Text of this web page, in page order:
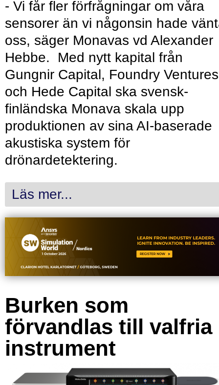
- Vi får fler förfrågningar om våra
sensorer än vi någonsin hade
oss, säger Monavas vd Alexander
Hebbe. Med nytt kapital från
Gungnir Capital, Foundry Ventures
och Hede Capital ska svensk-
finländska Monava skala upp
produktionen av sina AI-baserade
akustiska system för
drönardetektering.
Läs mer...
Burken som
förvandlas till valfria
instrument